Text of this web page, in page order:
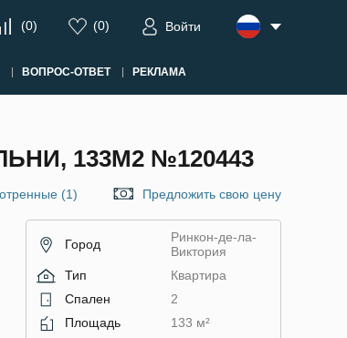
(0) (0) Войти
ВОПРОС-ОТВЕТ РЕКЛАМА
133М2 №120443
(1) Предложить свою цену
Город
Ринкон-де-ла-
Виктория
Тип
Квартира
Спален
2
Площадь
133 м²